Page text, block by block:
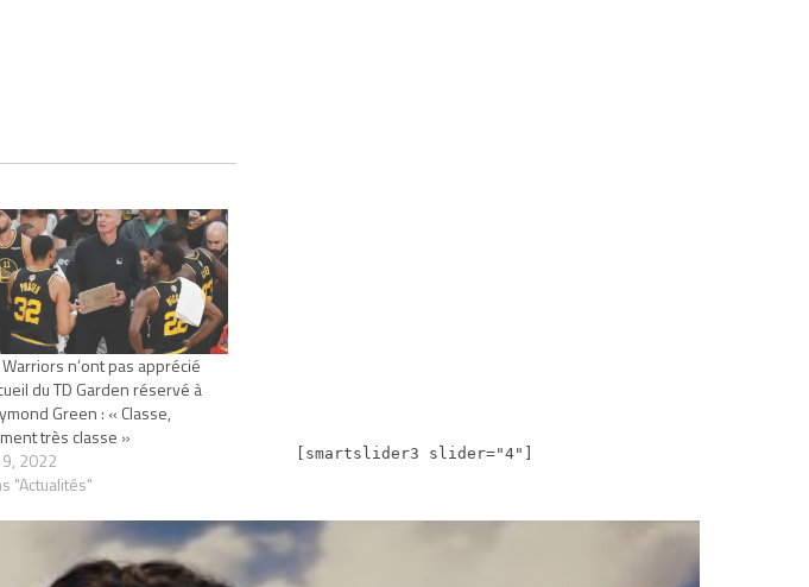
n’ont pas apprécié
du TD Garden réservé à
Green : « Classe,
très classe »
2022
"Actualités"
[smartslider3 slider="4"]